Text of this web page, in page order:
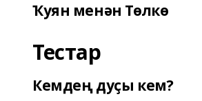
Ҡуян менән Төлкө
Тестар
Кемдең дуҫы кем?